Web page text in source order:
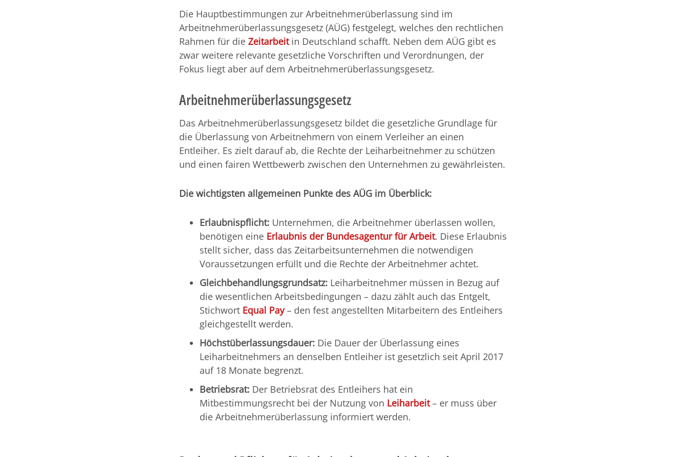
Die Hauptbestimmungen zur Arbeitnehmerüberlassung sind im
Arbeitnehmerüberlassungsgesetz (AÜG) festgelegt, welches den rechtlichen
Rahmen für die Zeitarbeitin Deutschland schafft. Neben dem AÜG gibt es
zwar weitere relevante gesetzliche Vorschriften und Verordnungen, der
Fokus liegt aber auf dem Arbeitnehmerüberlassungsgesetz.
Arbeitnehmerüberlassungsgesetz
Das Arbeitnehmerüberlassungsgesetz bildet die gesetzliche Grundlage für
die Überlassung von Arbeitnehmern von einem Verleiher an einen
Entleiher. Es zielt darauf ab, die Rechte der Leiharbeitnehmer zu schützen
und einen fairen Wettbewerb zwischen den Unternehmen zu gewährleisten.
Die wichtigsten allgemeinen Punkte des AÜG im Überblick:
Erlaubnispflicht: Unternehmen, die Arbeitnehmer überlassen wollen,
benötigen eine Erlaubnis der Bundesagentur für Arbeit. Diese Erlaubnis
stellt sicher, dass das Zeitarbeitsunternehmen die notwendigen
Voraussetzungen erfüllt und die Rechte der Arbeitnehmer achtet.
Gleichbehandlungsgrundsatz: Leiharbeitnehmer müssen in Bezug auf
die wesentlichen Arbeitsbedingungen – dazu zählt auch das Entgelt,
Stichwort Equal Pay – den fest angestellten Mitarbeitern des Entleihers
gleichgestellt werden.
Höchstüberlassungsdauer: Die Dauer der Überlassung eines
Leiharbeitnehmers an denselben Entleiher ist gesetzlich seit April 2017
auf 18 Monate begrenzt.
Betriebsrat: Der Betriebsrat des Entleihers hat ein
Mitbestimmungsrecht bei der Nutzung von Leiharbeit– er muss über
die Arbeitnehmerüberlassung informiert werden.